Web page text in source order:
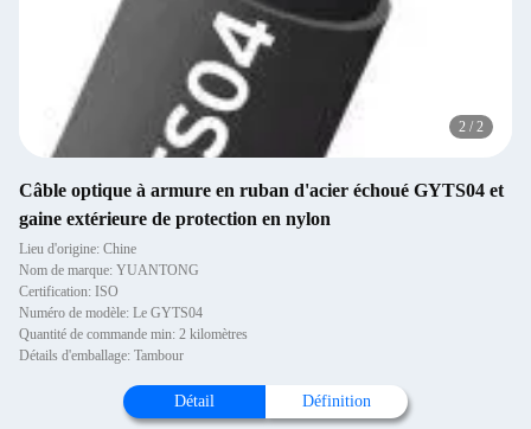
2 / 2
Câble optique à armure en ruban d'acier échoué GYTS04 et
gaine extérieure de protection en nylon
Lieu d'origine: Chine
Nom de marque: YUANTONG
Certification: ISO
Numéro de modèle: Le GYTS04
Quantité de commande min: 2 kilomètres
Détails d'emballage: Tambour
Détail Définition